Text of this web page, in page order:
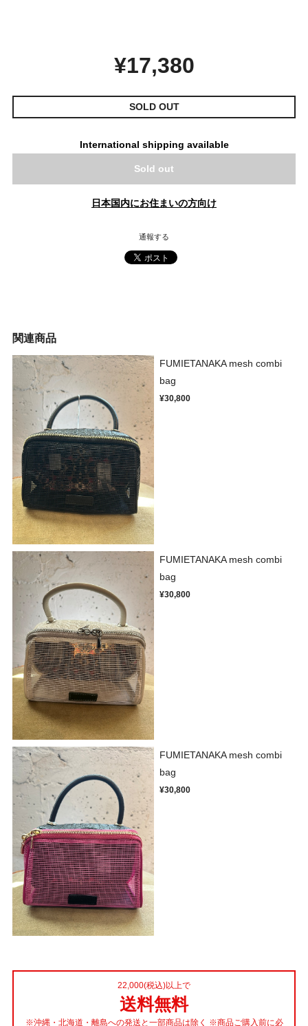
¥17,380
SOLD OUT
International shipping available
Sold out
日本国内にお住まいの方向け
通報する
関連商品
FUMIETANAKA mesh combi
bag
¥30,800
FUMIETANAKA mesh combi
bag
¥30,800
FUMIETANAKA mesh combi
bag
¥30,800
22,000(税込)以上で
送料無料
※沖縄・北海道・離島への発送と一部商品は除く ※商品ご購入前に必